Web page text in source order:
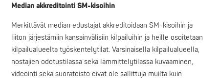
Median akkreditointi SM-kisoihin
Merkittävät median edustajat akkreditoidaan SM-kisoihin ja
liiton järjestämiin kansainvälisiin kilpailuihin ja heille osoitetaan
kilpailualueelta työskentelytilat. Varsinaisella kilpailualueella,
nostajien odotustilassa sekä lämmittelytilassa kuvaaminen,
videointi sekä suoratoisto eivät ole sallittuja muilta kuin